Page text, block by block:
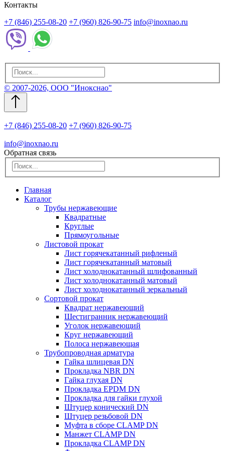
Контакты
+7 (846) 255-08-20 +7 (960) 826-90-75 info@inoxnao.ru
© 2007-2026, ООО "Инокснао"
+7 (846) 255-08-20 +7 (960) 826-90-75
info@inoxnao.ru
Обратная связь
Главная
Каталог
Трубы нержавеющие
Квадратные
Круглые
Прямоугольные
Листовой прокат
Лист горячекатанный рифленый
Лист горячекатанный матовый
Лист холоднокатанный шлифованный
Лист холоднокатанный матовый
Лист холоднокатанный зеркальный
Сортовой прокат
Квадрат нержавеющий
Шестигранник нержавеющий
Уголок нержавеющий
Круг нержавеющий
Полоса нержавеющая
Трубопроводная арматура
Гайка шлицевая DN
Прокладка NBR DN
Гайка глухая DN
Прокладка EPDM DN
Прокладка для гайки глухой
Штуцер конический DN
Штуцер резьбовой DN
Муфта в сборе CLAMP DN
Манжет CLAMP DN
Прокладка CLAMP DN